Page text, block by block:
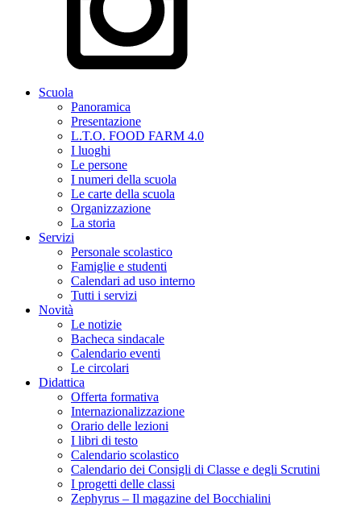
Scuola
Panoramica
Presentazione
L.T.O. FOOD FARM 4.0
I luoghi
Le persone
I numeri della scuola
Le carte della scuola
Organizzazione
La storia
Servizi
Personale scolastico
Famiglie e studenti
Calendari ad uso interno
Tutti i servizi
Novità
Le notizie
Bacheca sindacale
Calendario eventi
Le circolari
Didattica
Offerta formativa
Internazionalizzazione
Orario delle lezioni
I libri di testo
Calendario scolastico
Calendario dei Consigli di Classe e degli Scrutini
I progetti delle classi
Zephyrus – Il magazine del Bocchialini